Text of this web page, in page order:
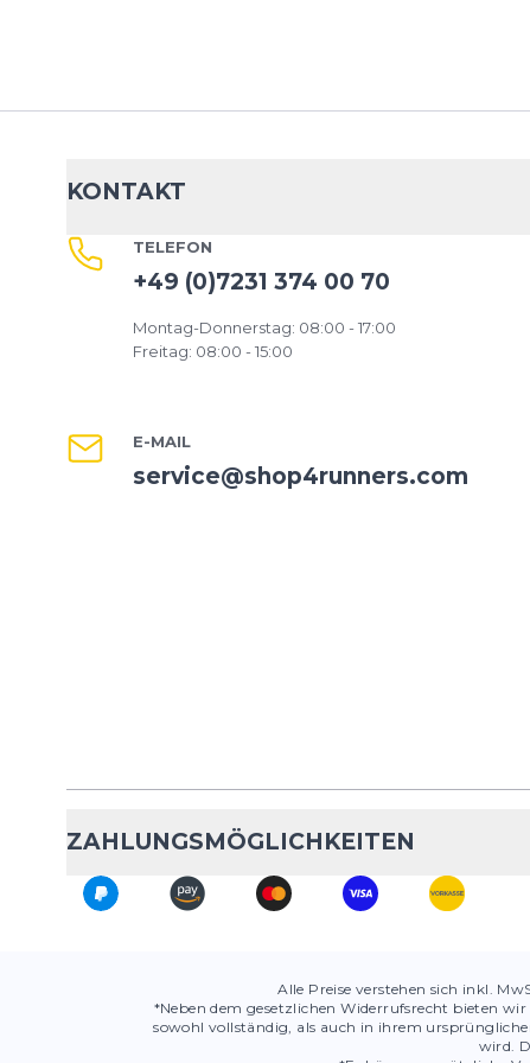
KONTAKT
TELEFON
+49 (0)7231 374 00 70
Montag-Donnerstag: 08:00 - 17:00
Freitag: 08:00 - 15:00
E-MAIL
service@shop4runners.com
ZAHLUNGSMÖGLICHKEITEN
Alle Preise verstehen sich inkl.
*Neben dem gesetzlichen Widerrufsrecht bieten
sowohl vollständig, als auch in ihrem
wird.